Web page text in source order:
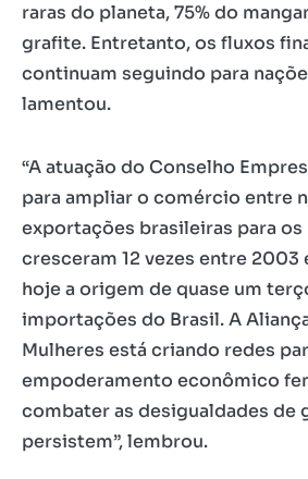
raras do planeta, 75% do
grafite. Entretanto, os fluxos
continuam seguindo para
lamentou.
“A atuação do Conselho
para ampliar o comércio entre
exportações brasileiras para os
cresceram 12 vezes entre 2003
hoje a origem de quase um
importações do Brasil. A
Mulheres está criando redes
empoderamento econômico
combater as desigualdades de
persistem”, lembrou.